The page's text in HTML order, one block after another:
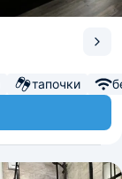
тапочки